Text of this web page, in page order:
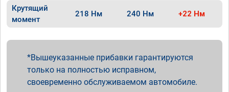
Крутящий
момент
218 Нм 240 Нм +22 Нм
Вышеуказанные прибавки гарантируются
только на полностью исправном,
своевременно обслуживаемом автомобиле.